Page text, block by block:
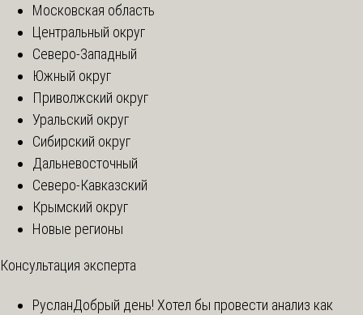
Московская область
Центральный округ
Северо-Западный
Южный округ
Приволжский округ
Уральский округ
Сибирский округ
Дальневосточный
Северо-Кавказский
Крымский округ
Новые регионы
Консультация эксперта
РусланДобрый день! Хотел бы провести анализ как